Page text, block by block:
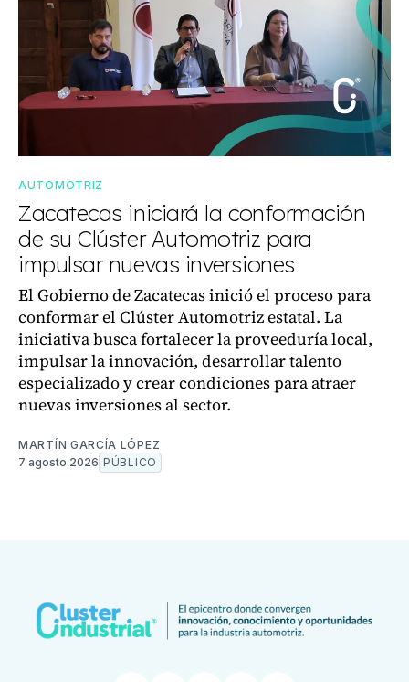
AUTOMOTRIZ
Zacatecas iniciará la conformación
de su Clúster Automotriz para
impulsar nuevas inversiones
El Gobierno de Zacatecas inició el proceso para
conformar el Clúster Automotriz estatal. La
iniciativa busca fortalecer la proveeduría local,
impulsar la innovación, desarrollar talento
especializado y crear condiciones para atraer
nuevas inversiones al sector.
MARTÍN GARCÍA LÓPEZ
7 agosto 2026 PÚBLICO